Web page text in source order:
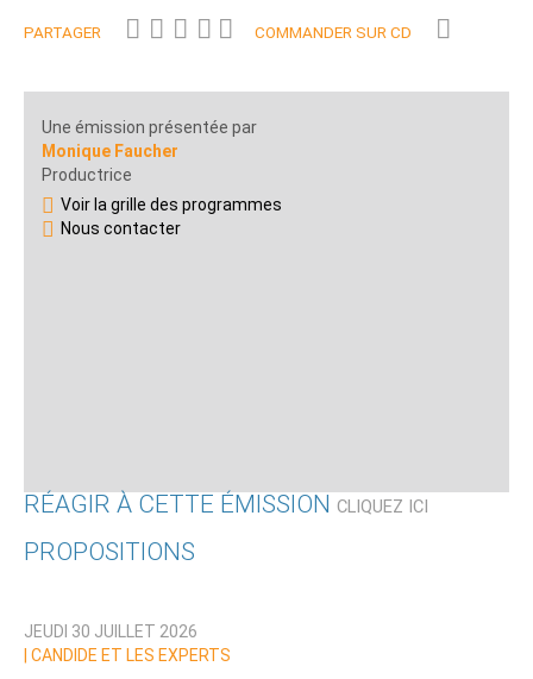
PARTAGER COMMANDER SUR CD
Une émission présentée par
Monique Faucher
Productrice
Voir la grille des programmes
Nous contacter
RÉAGIR À CETTE ÉMISSION CLIQUEZ ICI
Nom
PROPOSITIONS
JEUDI 30 JUILLET 2026
CANDIDE ET LES EXPERTS